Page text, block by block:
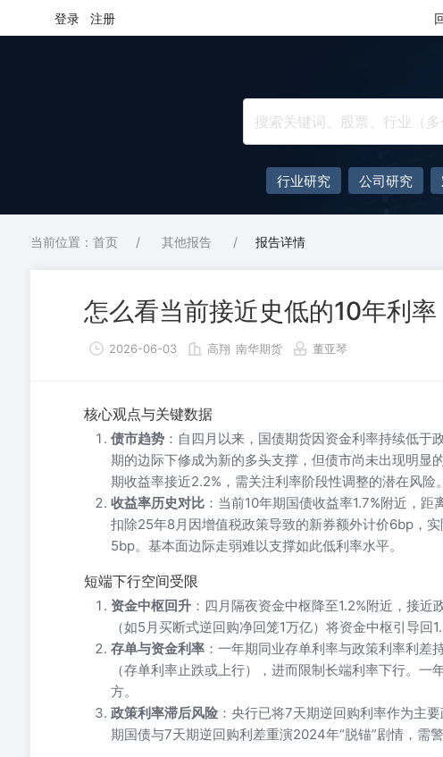
登录 注册
行业研究 公司研究
当前位置：首页 / 其他报告 / 报告详情
怎么看当前接近史低的10年利率
2026-06-03 高翔 南华期货 董亚琴
核心观点与关键数据
债市趋势 ：自四月以来，国债期货因资金利率持续低
期的边际下修成为新的多头支撑，但债市尚未出现明显
期收益率接近2.2%，需关注利率阶段性调整的潜在风险。
收益率历史对比 ：当前10年期国债收益率1.7%附近，
扣除25年8月因增值税政策导致的新券额外计价6bp，
5bp。基本面边际走弱难以支撑如此低利率水平。
短端下行空间受限
资金中枢回升 ：四月隔夜资金中枢降至1.2%附近，接
（如5月买断式逆回购净回笼1万亿）将资金中枢引导回
存单与资金利率 ：一年期同业存单利率与政策利率利差
（存单利率止跌或上行），进而限制长端利率下行。
方。
政策利率滞后风险 ：央行已将7天期逆回购利率作为主
期国债与7天期逆回购利差重演2024年“脱锚”剧情，需